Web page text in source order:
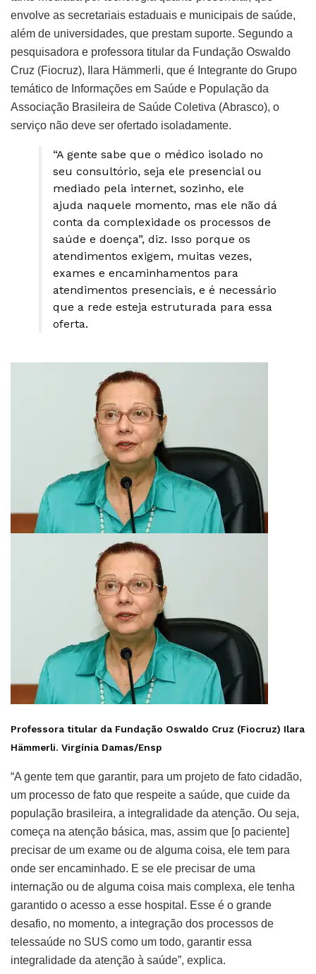
envolve as secretariais estaduais e municipais de saúde,
além de universidades, que prestam suporte. Segundo a
pesquisadora e professora titular da Fundação Oswaldo
Cruz (Fiocruz), Ilara Hämmerli, que é Integrante do Grupo
temático de Informações em Saúde e População da
Associação Brasileira de Saúde Coletiva (Abrasco), o
serviço não deve ser ofertado isoladamente.
“A gente sabe que o médico isolado no
seu consultório, seja ele presencial ou
mediado pela internet, sozinho, ele
ajuda naquele momento, mas ele não dá
conta da complexidade os processos de
saúde e doença”, diz. Isso porque os
atendimentos exigem, muitas vezes,
exames e encaminhamentos para
atendimentos presenciais, e é necessário
que a rede esteja estruturada para essa
oferta.
Professora titular da Fundação Oswaldo Cruz (Fiocruz) Ilara
Hämmerli. Virgínia Damas/Ensp
“A gente tem que garantir, para um projeto de fato cidadão,
um processo de fato que respeite a saúde, que cuide da
população brasileira, a integralidade da atenção. Ou seja,
começa na atenção básica, mas, assim que [o paciente]
precisar de um exame ou de alguma coisa, ele tem para
onde ser encaminhado. E se ele precisar de uma
internação ou de alguma coisa mais complexa, ele tenha
garantido o acesso a esse hospital. Esse é o grande
desafio, no momento, a integração dos processos de
telessaúde no SUS como um todo, garantir essa
integralidade da atenção à saúde”, explica.